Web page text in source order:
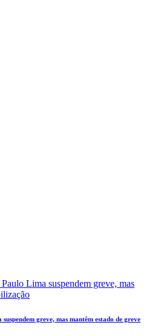
greve, mas mantêm estado de greve